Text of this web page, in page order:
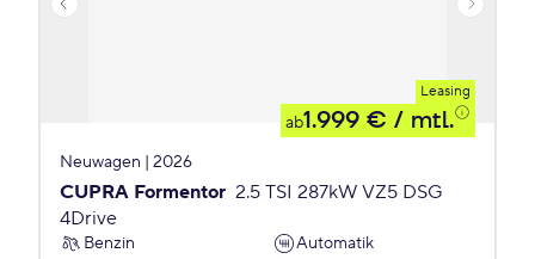
Leasing
ab1.999 € / mtl.
Neuwagen | 2026
CUPRA Formentor 2.5 TSI 287kW VZ5 DSG
4Drive
Benzin
Automatik